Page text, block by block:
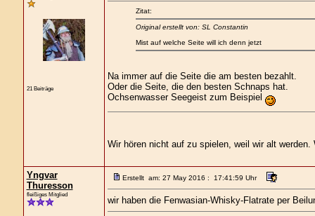
21 Beiträge
Zitat:
Original erstellt von: SL Constantin
Mist auf welche Seite will ich denn jetzt
Na immer auf die Seite die am besten bezahlt.
Oder die Seite, die den besten Schnaps hat.
Ochsenwasser Seegeist zum Beispiel
Wir hören nicht auf zu spielen, weil wir alt
Yngvar
Thuresson
fleißiges Mitglied
Erstellt am: 27 May 2016 : 17:41:59 Uhr
wir haben die Fenwasian-Whisky-Flatrate per